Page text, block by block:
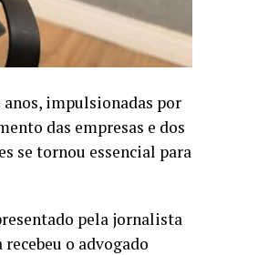
impulsionadas por
das empresas e dos
se tornou essencial para
pela jornalista
o advogado